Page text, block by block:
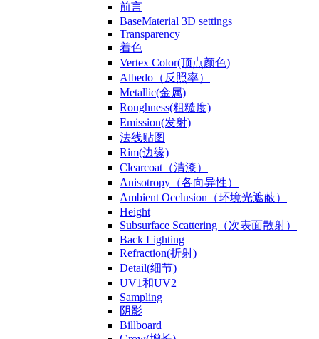
前言
BaseMaterial 3D settings
Transparency
着色
Vertex Color(顶点颜色)
Albedo（反照率）
Metallic(金属)
Roughness(粗糙度)
Emission(发射)
法线贴图
Rim(边缘)
Clearcoat（清漆）
Anisotropy（各向异性）
Ambient Occlusion（环境光遮蔽）
Height
Subsurface Scattering（次表面散射）
Back Lighting
Refraction(折射)
Detail(细节)
UV1和UV2
Sampling
阴影
Billboard